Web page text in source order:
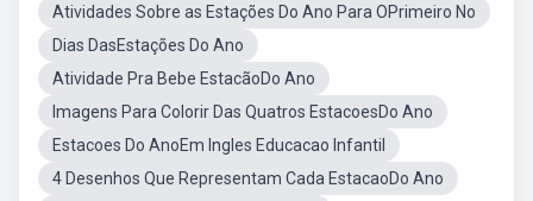
Atividades Sobre as Estações Do Ano Para OPrimeiro No
Dias DasEstações Do Ano
Atividade Pra Bebe EstacãoDo Ano
Imagens Para Colorir Das Quatros EstacoesDo Ano
Estacoes Do AnoEm Ingles Educacao Infantil
4 Desenhos Que Representam Cada EstacaoDo Ano